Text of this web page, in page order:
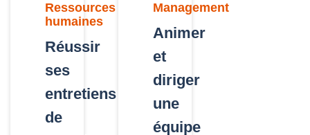
Ressources
humaines
Réussir
ses
entretiens
de
Management
Animer
et
diriger
une
équipe